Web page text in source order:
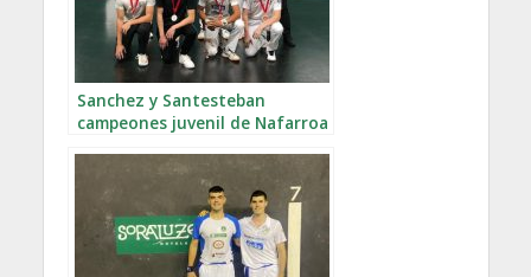
Sanchez y Santesteban
campeones juvenil de Nafarroa